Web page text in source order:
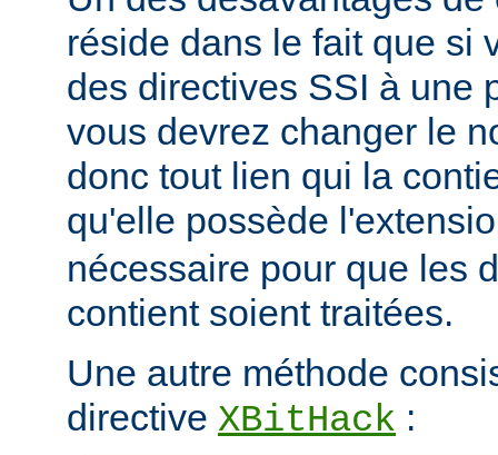
réside dans le fait que si
des directives SSI à une
vous devrez changer le
donc tout lien qui la
qu'elle possède
nécessaire pour que les
contient soient traitées.
Une autre méthode
directive XBitHack :